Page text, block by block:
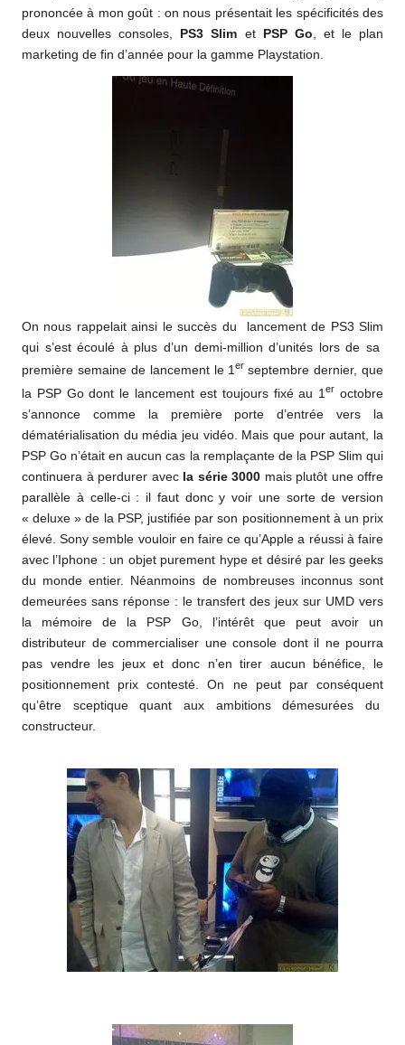
prononcée à mon goût : on nous présentait les spécificités des
deux nouvelles consoles, PS3 Slim et PSP Go , et le plan
marketing de fin d’année pour la gamme Playstation.
On nous rappelait ainsi le succès du lancement de PS3 Slim
qui s’est écoulé à plus d’un demi-million d’unités lors de sa
première semaine de lancement le 1er septembre dernier, que
la PSP Go dont le lancement est toujours fixé au 1er octobre
s’annonce comme la première porte d’entrée vers la
dématérialisation du média jeu vidéo. Mais que pour autant, la
PSP Go n’était en aucun cas la remplaçante de la PSP Slim qui
continuera à perdurer avec la série 3000 mais plutôt une offre
parallèle à celle-ci : il faut donc y voir une sorte de version
« deluxe » de la PSP, justifiée par son positionnement à un prix
élevé. Sony semble vouloir en faire ce qu’Apple a réussi à faire
avec l’Iphone : un objet purement hype et désiré par les geeks
du monde entier. Néanmoins de nombreuses inconnus sont
demeurées sans réponse : le transfert des jeux sur UMD vers
la mémoire de la PSP Go, l’intérêt que peut avoir un
distributeur de commercialiser une console dont il ne pourra
pas vendre les jeux et donc n’en tirer aucun bénéfice, le
positionnement prix contesté. On ne peut par conséquent
qu’être sceptique quant aux ambitions démesurées du
constructeur.